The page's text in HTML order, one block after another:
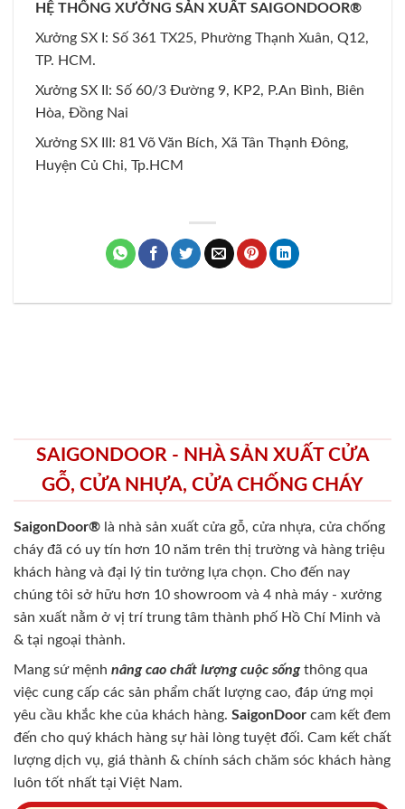
HỆ THỐNG XƯỞNG SẢN XUẤT SAIGONDOOR®
Xưởng SX I: Số 361 TX25, Phường Thạnh Xuân, Q12,
TP. HCM.
Xưởng SX II: Số 60/3 Đường 9, KP2, P.An Bình, Biên
Hòa, Đồng Nai
Xưởng SX III: 81 Võ Văn Bích, Xã Tân Thạnh Đông,
Huyện Củ Chi, Tp.HCM
SAIGONDOOR - NHÀ SẢN XUẤT CỬA
GỖ, CỬA NHỰA, CỬA CHỐNG CHÁY
SaigonDoor® là nhà sản xuất cửa gỗ, cửa nhựa, cửa chống
cháy đã có uy tín hơn 10 năm trên thị trường và hàng triệu
khách hàng và đại lý tin tưởng lựa chọn. Cho đến nay
chúng tôi sở hữu hơn 10 showroom và 4 nhà máy - xưởng
sản xuất nằm ở vị trí trung tâm thành phố Hồ Chí Minh và
& tại ngoại thành.
Mang sứ mệnh nâng cao chất lượng cuộc sốngthông qua
việc cung cấp các sản phẩm chất lượng cao, đáp ứng mọi
yêu cầu khắc khe của khách hàng. SaigonDoor cam kết đem
đến cho quý khách hàng sự hài lòng tuyệt đối. Cam kết chất
lượng dịch vụ, giá thành & chính sách chăm sóc khách hàng
luôn tốt nhất tại Việt Nam.